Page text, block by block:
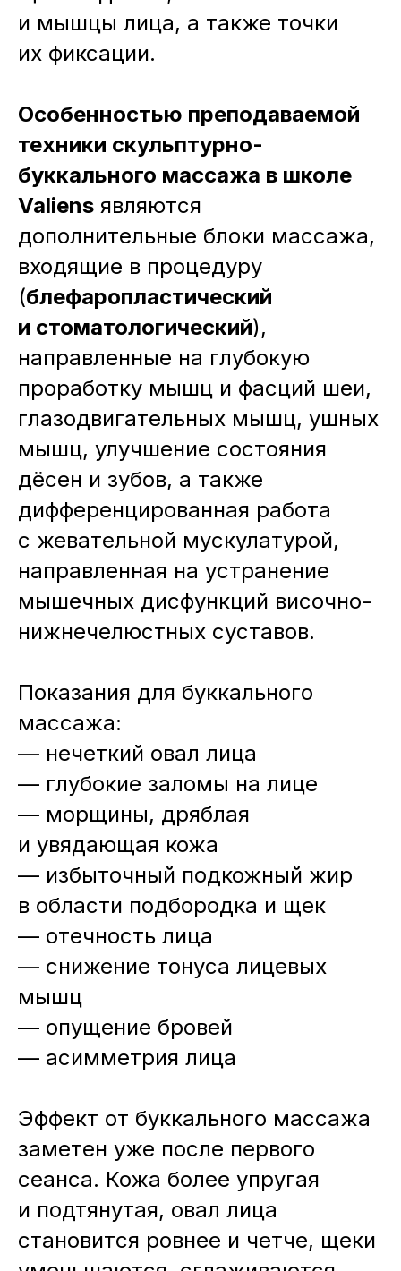
и мышцы лица, а также точки
их фиксации.
Особенностью преподаваемой
техники скульптурно-
буккального массажа в школе
Valiens являются
дополнительные блоки массажа,
входящие в процедуру
(блефаропластический
и стоматологический),
направленные на глубокую
проработку мышц и фасций шеи,
глазодвигательных мышц, ушных
мышц, улучшение состояния
дёсен и зубов, а также
дифференцированная работа
с жевательной мускулатурой,
направленная на устранение
мышечных дисфункций височно-
нижнечелюстных суставов.
Показания для буккального
массажа:
— нечеткий овал лица
— глубокие заломы на лице
— морщины, дряблая
и увядающая кожа
— избыточный подкожный жир
в области подбородка и щек
— отечность лица
— снижение тонуса лицевых
мышц
— опущение бровей
— асимметрия лица
Эффект от буккального массажа
заметен уже после первого
сеанса. Кожа более упругая
и подтянутая, овал лица
становится ровнее и четче, щеки